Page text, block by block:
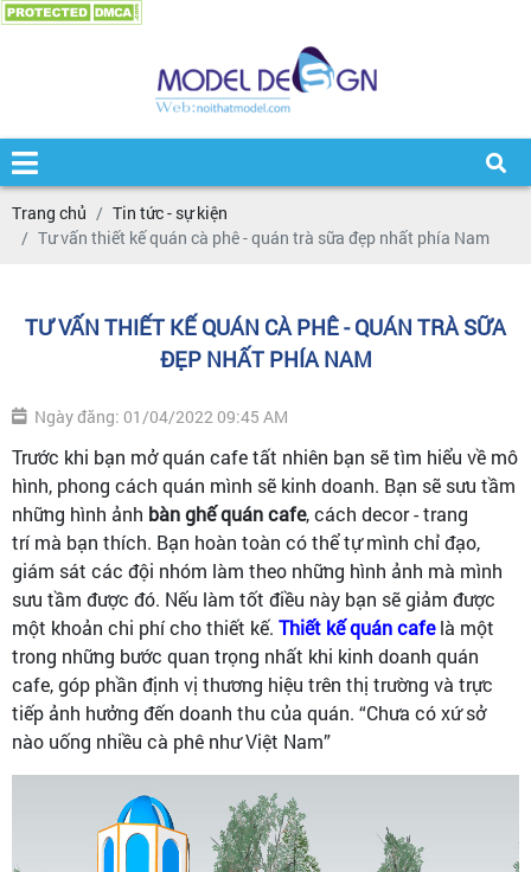
Trang chủ
Tin tức - sự kiện
Tư vấn thiết kế quán cà phê - quán trà sữa đẹp nhất phía Nam
TƯ VẤN THIẾT KẾ QUÁN CÀ PHÊ - QUÁN TRÀ SỮA
ĐẸP NHẤT PHÍA NAM
Ngày đăng: 01/04/2022 09:45 AM
Trước khi bạn mở quán cafe tất nhiên bạn sẽ tìm hiểu về mô
hình, phong cách quán mình sẽ kinh doanh. Bạn sẽ sưu tầm
những hình ảnh bàn ghế quán cafe, cách decor - trang
trí mà bạn thích. Bạn hoàn toàn có thể tự mình chỉ đạo,
giám sát các đội nhóm làm theo những hình ảnh mà mình
sưu tầm được đó. Nếu làm tốt điều này bạn sẽ giảm được
một khoản chi phí cho thiết kế. Thiết kế quán cafelà một
trong những bước quan trọng nhất khi kinh doanh quán
cafe, góp phần định vị thương hiệu trên thị trường và trực
tiếp ảnh hưởng đến doanh thu của quán. “Chưa có xứ sở
nào uống nhiều cà phê như Việt Nam”